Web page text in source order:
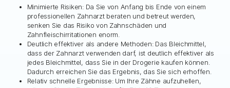
Minimierte Risiken: Da Sie von Anfang bis Ende von einem
professionellen Zahnarzt beraten und betreut werden,
senken Sie das Risiko von Zahnschäden und
Zahnfleischirritationen enorm.
Deutlich effektiver als andere Methoden: Das Bleichmittel,
dass der Zahnarzt verwenden darf, ist deutlich effektiver als
jedes Bleichmittel, dass Sie in der Drogerie kaufen können.
Dadurch erreichen Sie das Ergebnis, das Sie sich erhoffen.
Relativ schnelle Ergebnisse: Um Ihre Zähne aufzuhellen,